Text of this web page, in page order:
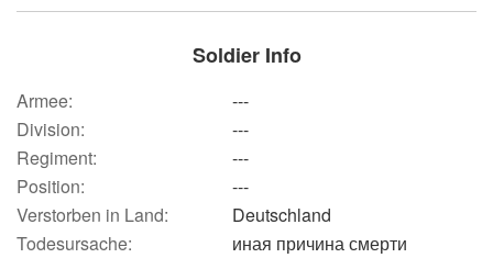
Soldier Info
Armee:
---
Division:
---
Regiment:
---
Position:
---
Verstorben in Land:
Deutschland
Todesursache:
иная причина смерти